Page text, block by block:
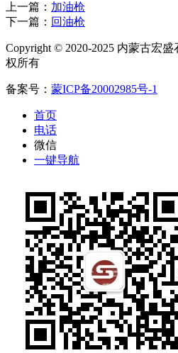
上一篇： 加油枪
下一篇： 回油枪
Copyright © 2020-2025 内蒙古宏
权所有
备案号： 蒙ICP备20002985号-1
首页
电话
微信
一键导航